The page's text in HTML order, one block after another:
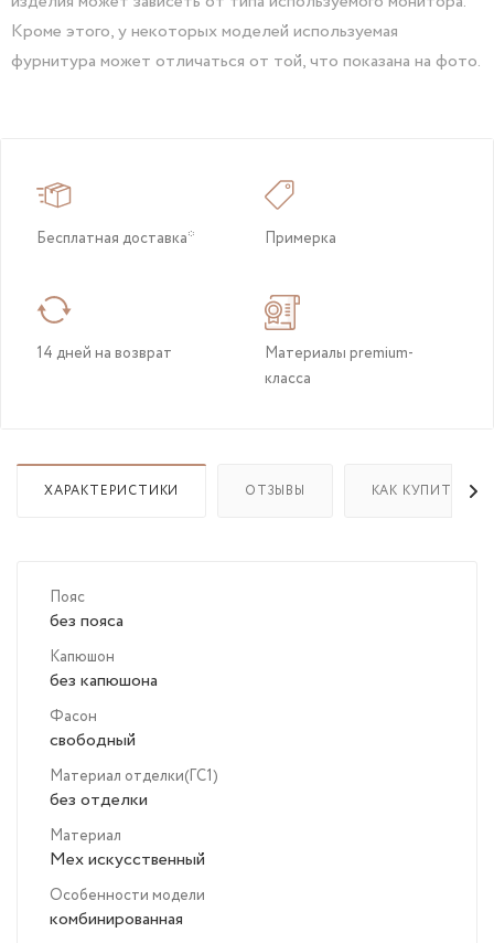
Кроме этого, у некоторых моделей используемая
фурнитура может отличаться от той, что показана на фото.
Бесплатная доставка* Примерка
14 дней на возврат
Материалы premium-
класса
ХАРАКТЕРИСТИКИ ОТЗЫВЫ КАК КУПИТЬ
Пояс
без пояса
Капюшон
без капюшона
Фасон
свободный
Материал отделки(ГС1)
без отделки
Материал
Мех искусственный
Особенности модели
комбинированная